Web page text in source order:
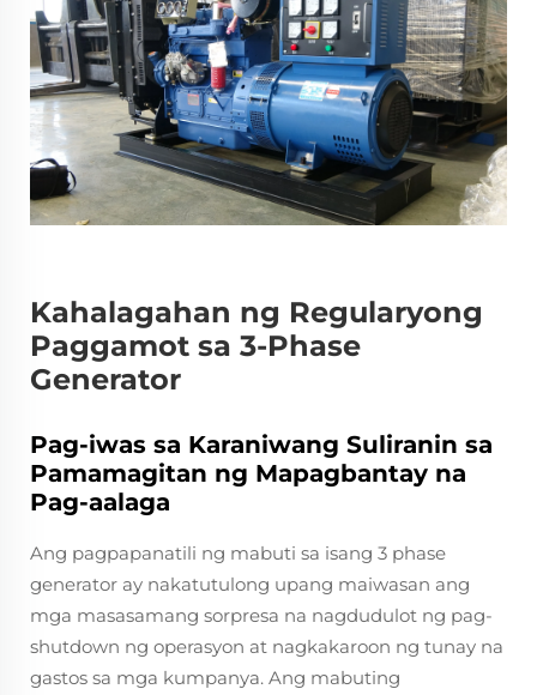
Kahalagahan ng Regularyong
Paggamot sa 3-Phase
Generator
Pag-iwas sa Karaniwang Suliranin sa
Pamamagitan ng Mapagbantay na
Pag-aalaga
Ang pagpapanatili ng mabuti sa isang 3 phase
generator ay nakatutulong upang maiwasan ang
mga masasamang sorpresa na nagdudulot ng pag-
shutdown ng operasyon at nagkakaroon ng tunay na
gastos sa mga kumpanya. Ang mabuting